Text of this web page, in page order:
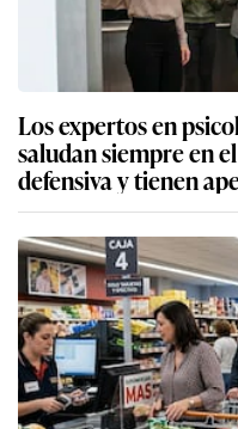
Los expertos en
saludan siempre en
defensiva y tienen